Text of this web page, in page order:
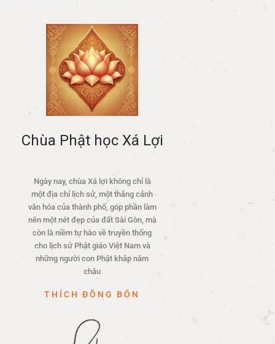
Chùa Phật học Xá Lợi
Ngày nay, chùa Xá lợi không chỉ là
một địa chỉ lịch sử, một thắng cảnh
văn hóa của thành phố, góp phần làm
nên một nét đẹp của đất Sài Gòn, mà
còn là niềm tự hào về truyền thống
cho lịch sử Phật giáo Việt Nam và
những người con Phật khắp năm
châu
THÍCH ĐỒNG BỔN